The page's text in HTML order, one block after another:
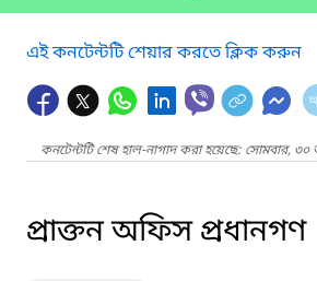
এই কনটেন্টটি শেয়ার করতে ক্লিক করুন
কনটেন্টটি শেষ হাল-নাগাদ করা হয়েছে: সোমবার,
প্রাক্তন অফিস প্রধানগণ